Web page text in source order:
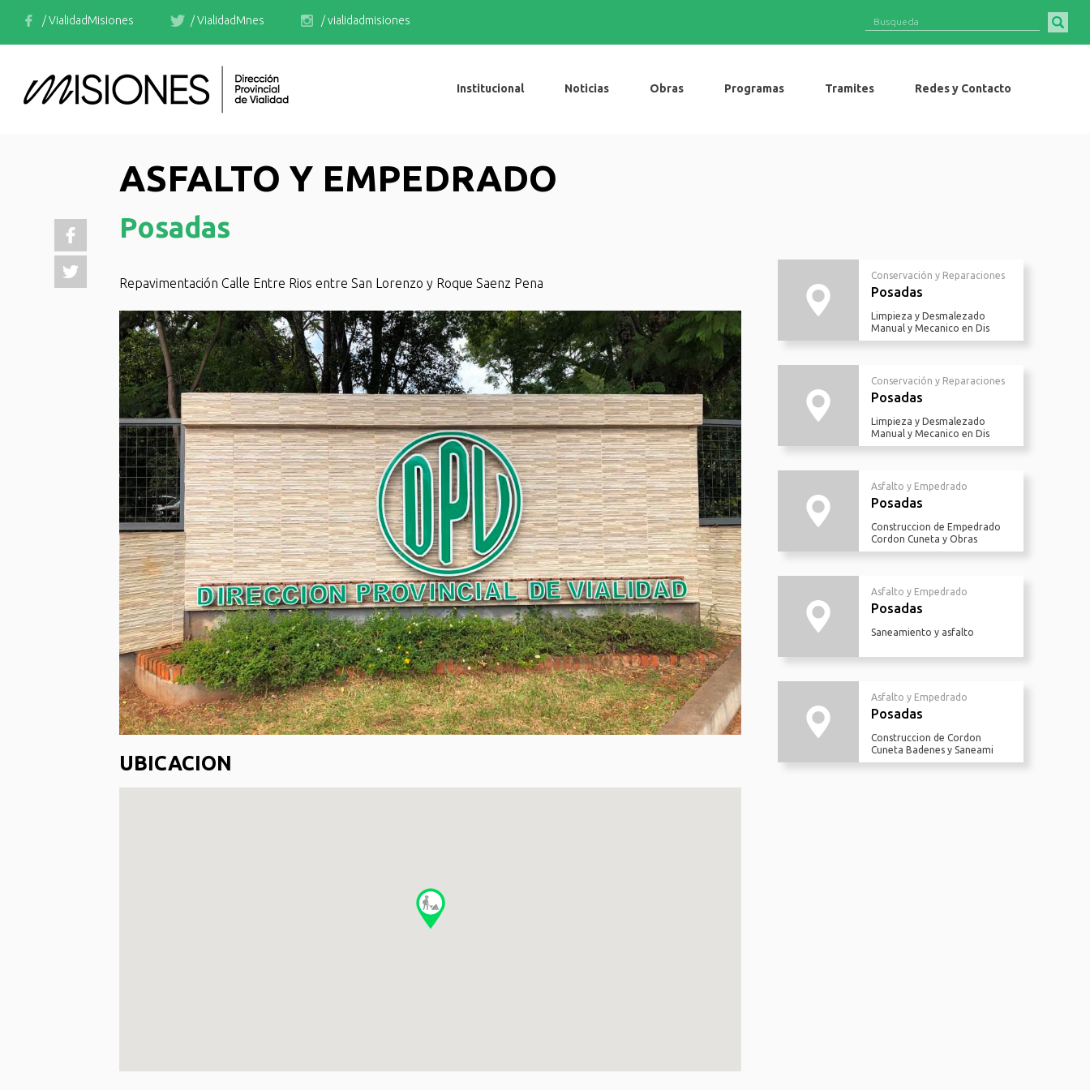
/ VialidadMisiones / VialidadMnes / vialidadmisiones
Redes y Contacto
Tramites
Programas
Obras
Noticias
Institucional
ASFALTO Y EMPEDRADO
Posadas
Repavimentación Calle Entre Rios entre San Lorenzo y Roque Saenz Pena
UBICACION
Conservación y Reparaciones
Posadas
Limpieza y Desmalezado
Manual y Mecanico en Dis
Conservación y Reparaciones
Posadas
Limpieza y Desmalezado
Manual y Mecanico en Dis
Asfalto y Empedrado
Posadas
Construccion de Empedrado
Cordon Cuneta y Obras
Asfalto y Empedrado
Posadas
Saneamiento y asfalto
Asfalto y Empedrado
Posadas
Construccion de Cordon
Cuneta Badenes y Saneami